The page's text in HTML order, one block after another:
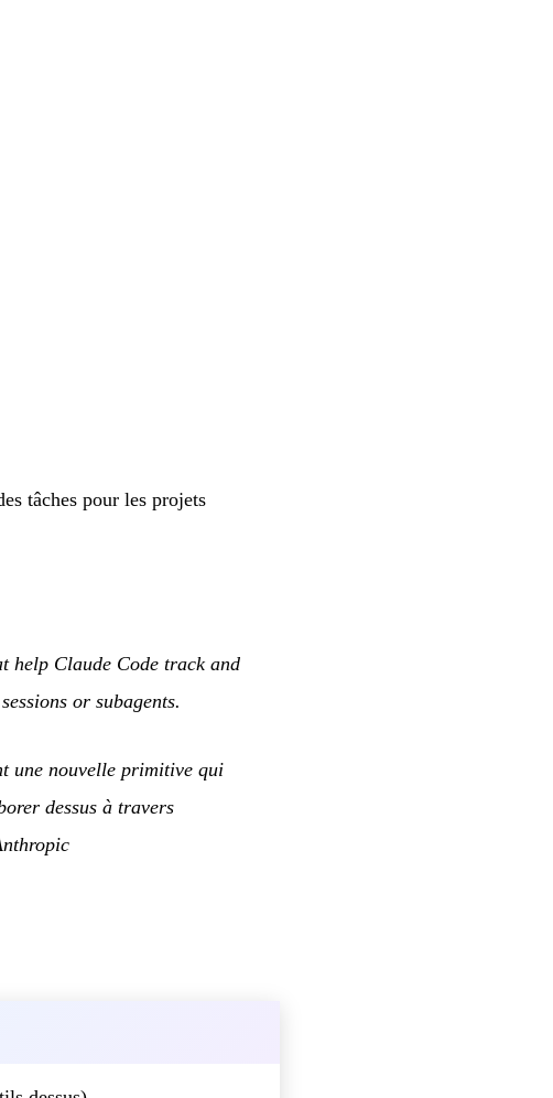
tâches pour les projets
help Claude Code track and
or subagents.
une nouvelle primitive qui
dessus à travers